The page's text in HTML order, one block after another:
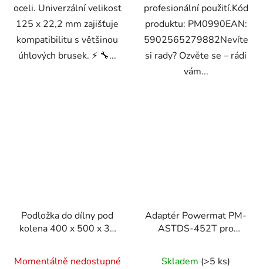
oceli. Univerzální velikost
125 x 22,2 mm zajišťuje
kompatibilitu s většinou
úhlových brusek. ⚡ 🔧...
profesionální použití.Kód
produktu: PM0990EAN:
5902565279882Nevíte
si rady? Ozvěte se – rádi
vám...
Podložka do dílny pod
kolena 400 x 500 x 30
Momentálně nedostupné
Adaptér Powermat PM-
ASTDS-452T pro
Skladem (>5 ks)